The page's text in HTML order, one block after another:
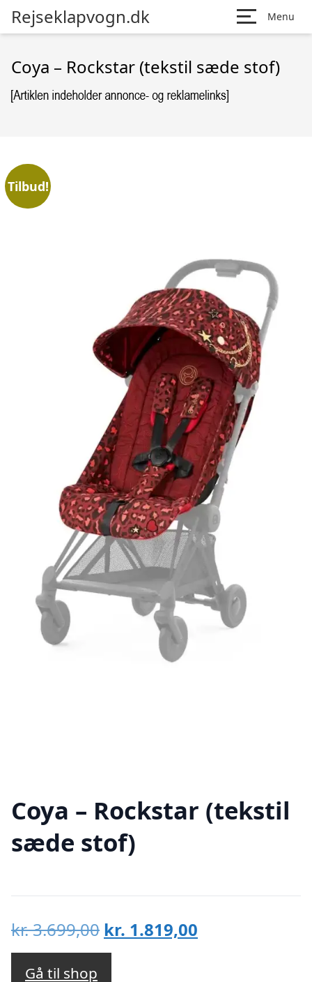
Rejseklapvogn.dk Menu
Coya – Rockstar (tekstil sæde stof)
Tilbud!
Coya – Rockstar (tekstil
sæde stof)
kr.3.699,00 Den
oprindelige
kr. 1.819,00
Gå til shop